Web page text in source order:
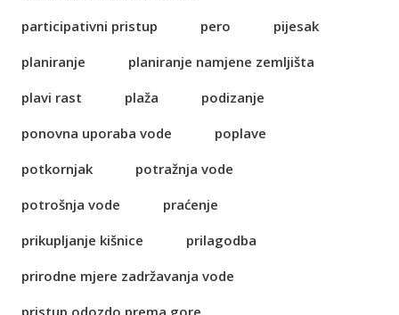
participativni pristup
pero
pijesak
planiranje
planiranje namjene zemljišta
plavi rast
plaža
podizanje
ponovna uporaba vode
poplave
potkornjak
potražnja vode
potrošnja vode
praćenje
prikupljanje kišnice
prilagodba
prirodne mjere zadržavanja vode
pristup odozdo prema gore